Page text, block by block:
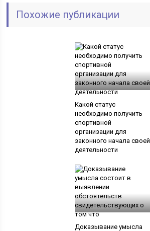
Похожие публикации
Какой статус
необходимо получить
спортивной
организации для
законного начала своей
деятельности
Доказывание умысла